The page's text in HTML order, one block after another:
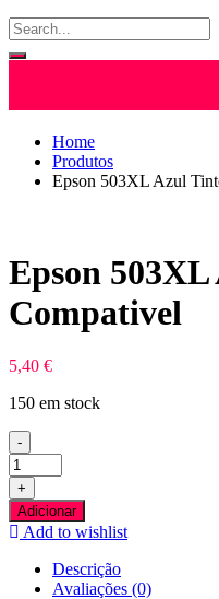
Home
Produtos
Epson 503XL Azul
Epson
Compativel
5,40 €
150 em stock
-
Quantidade
de
Epson
503XL
Azul
Tinteiro
Compativel
+
Adicionar
Add to wishlist
Descrição
Avaliações (0)